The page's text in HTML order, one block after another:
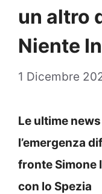
un altro
Niente
1 Dicembre
Le ultime
l’emergenza
fronte Simone
con lo Spezia